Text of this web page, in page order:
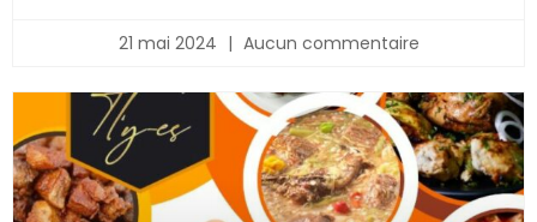
21 mai 2024 Aucun commentaire